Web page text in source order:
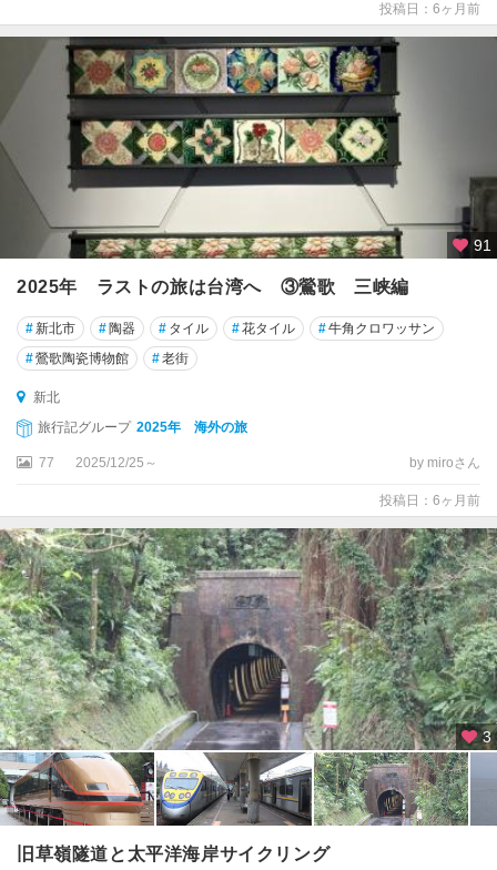
投稿日：6ヶ月前
91
2025年 ラストの旅は台湾へ ③鶯歌 三峡編
#新北市 # 陶器 # タイル #花タイル #牛角クロワッサン
#鶯歌陶瓷博物館 #老街
新北
旅行記グループ 2025年 海外の旅
77 2025/12/25～ by miroさん
投稿日：6ヶ月前
3
旧草嶺隧道と太平洋海岸サイクリング